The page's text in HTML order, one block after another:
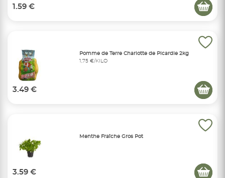
1.59 €
Pomme de Terre Charlotte de Picardie 2kg
1,75 €/KILO
3.49 €
Menthe Fraîche Gros Pot
3.59 €